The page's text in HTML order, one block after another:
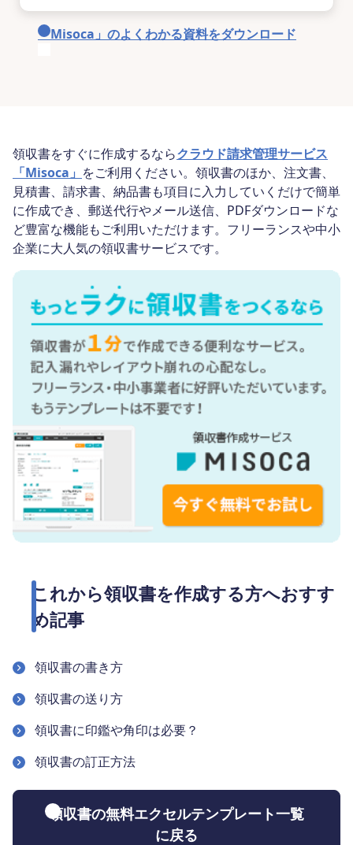
「Misoca」のよくわかる資料をダウンロード
領収書をすぐに作成するならクラウド請求管理サービス
「Misoca」 をご利用ください。領収書のほか、注文書、
見積書、請求書、納品書も項目に入力していくだけで簡単
に作成でき、郵送代行やメール送信、PDFダウンロードな
ど豊富な機能もご利用いただけます。フリーランスや中小
企業に大人気の領収書サービスです。
これから領収書を作成する方へおすす
め記事
領収書の書き方
領収書の送り方
領収書に印鑑や角印は必要？
領収書の訂正方法
領収書の無料エクセルテンプレート一覧
に戻る